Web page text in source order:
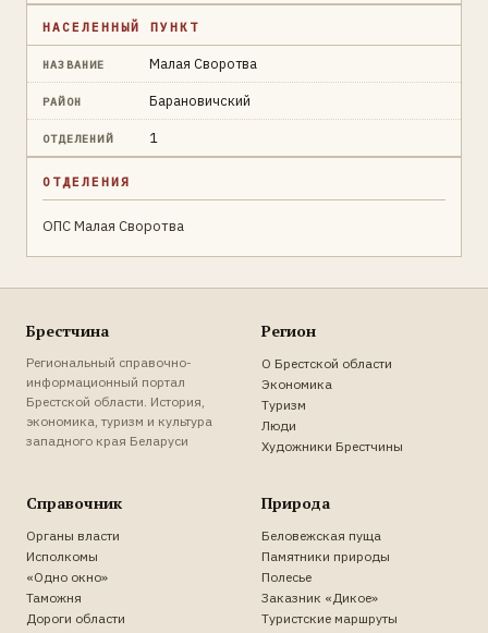
НАСЕЛЕННЫЙ ПУНКТ
НАЗВАНИЕ Малая Своротва
РАЙОН Барановичский
ОТДЕЛЕНИЙ 1
ОТДЕЛЕНИЯ
ОПС Малая Своротва
Брестчина
Региональный справочно-
информационный портал
Брестской области. История,
экономика, туризм и культура
западного края Беларуси
Регион
О Брестской области
Экономика
Туризм
Люди
Художники Брестчины
Справочник
Органы власти
Исполкомы
«Одно окно»
Таможня
Дороги области
Природа
Беловежская пуща
Памятники природы
Полесье
Заказник «Дикое»
Туристские маршруты